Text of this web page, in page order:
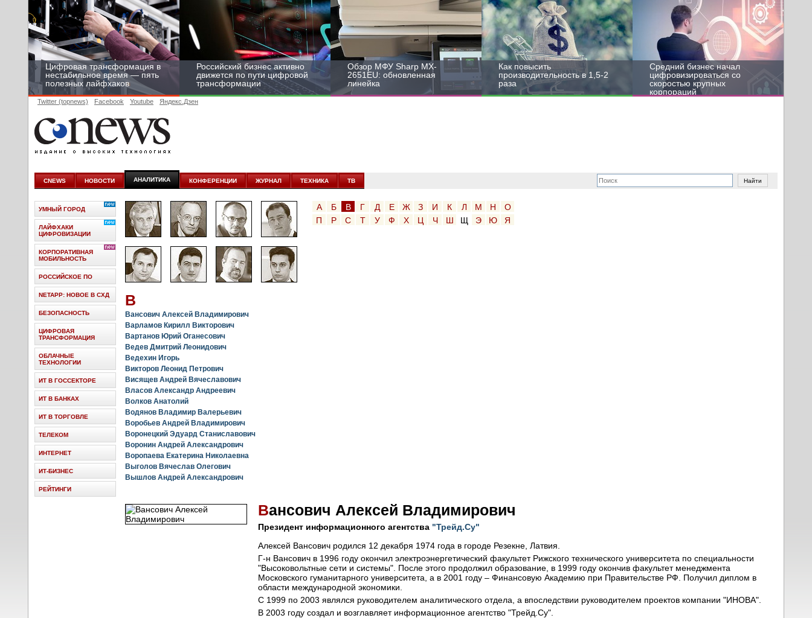
Цифровая трансформация в
нестабильное время — пять
полезных лайфхаков
Российский бизнес активно
движется по пути цифровой
трансформации
Обзор МФУ Sharp MX-
2651EU: обновленная
линейка
Как повысить
производительность в 1,5-2
раза
Средний бизнес начал
цифровизироваться со
скоростью крупных
корпораций
Twitter (topnews) Facebook Youtube Яндекс.Дзен
CNEWS НОВОСТИ АНАЛИТИКА КОНФЕРЕНЦИИ ЖУРНАЛ ТЕХНИКА ТВ
А Б В Г Д Е Ж З И К Л М Н
О
П
Р С Т У Ф Х Ц Ч Ш Щ Э Ю Я
В
Вансович Алексей Владимирович
Варламов Кирилл Викторович
Вартанов Юрий Оганесович
Ведев Дмитрий Леонидович
Ведехин Игорь
Викторов Леонид Петрович
Висящев Андрей Вячеславович
Власов Александр Андреевич
Волков Анатолий
Водянов Владимир Валерьевич
Воробьев Андрей Владимирович
Воронецкий Эдуард Станиславович
Воронин Андрей Александрович
Воропаева Екатерина Николаевна
Выголов Вячеслав Олегович
Вышлов Андрей Александрович
Вансович Алексей Владимирович
Президент информационного агентства "Трейд.Су"
Алексей Вансович родился 12 декабря 1974 года в городе Резекне, Латвия.
Г-н Вансович в 1996 году окончил электроэнергетический факультет Рижского технического университета по специальности
"Высоковольтные сети и системы". После этого продолжил образование, в 1999 году окончив факультет менеджмента
Московского гуманитарного университета, а в 2001 году – Финансовую Академию при Правительстве РФ. Получил диплом в
области международной экономики.
С 1999 по 2003 являлся руководителем аналитического отдела, а впоследствии руководителем проектов компании "ИНОВА".
В 2003 году создал и возглавляет информационное агентство "Трейд.Су".
УМНЫЙ ГОРОД
ЛАЙФХАКИ
ЦИФРОВИЗАЦИИ
КОРПОРАТИВНАЯ
МОБИЛЬНОСТЬ
РОССИЙСКОЕ ПО
NETAPP: НОВОЕ В СХД
БЕЗОПАСНОСТЬ
ЦИФРОВАЯ
ТРАНСФОРМАЦИЯ
ОБЛАЧНЫЕ
ТЕХНОЛОГИИ
ИТ В ГОССЕКТОРЕ
ИТ В БАНКАХ
ИТ В ТОРГОВЛЕ
ТЕЛЕКОМ
ИНТЕРНЕТ
ИТ-БИЗНЕС
РЕЙТИНГИ